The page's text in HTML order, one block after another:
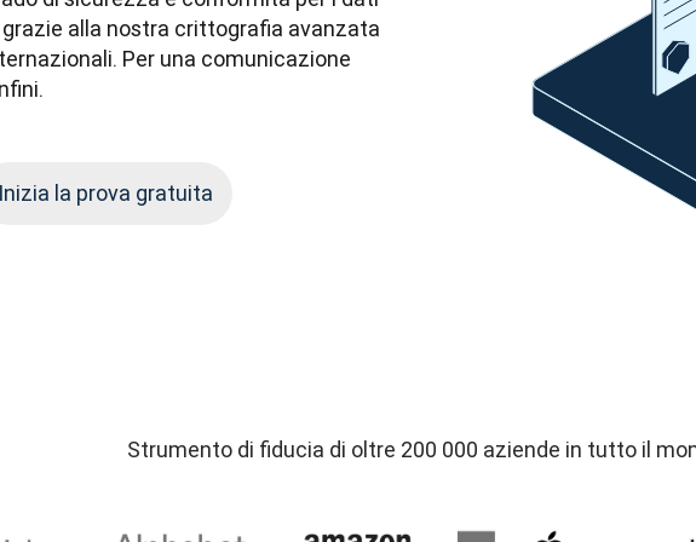
alla nostra crittografia avanzata
Per una comunicazione
Inizia la prova gratuita
Strumento di fiducia di oltre 200 000 aziende in tutto il